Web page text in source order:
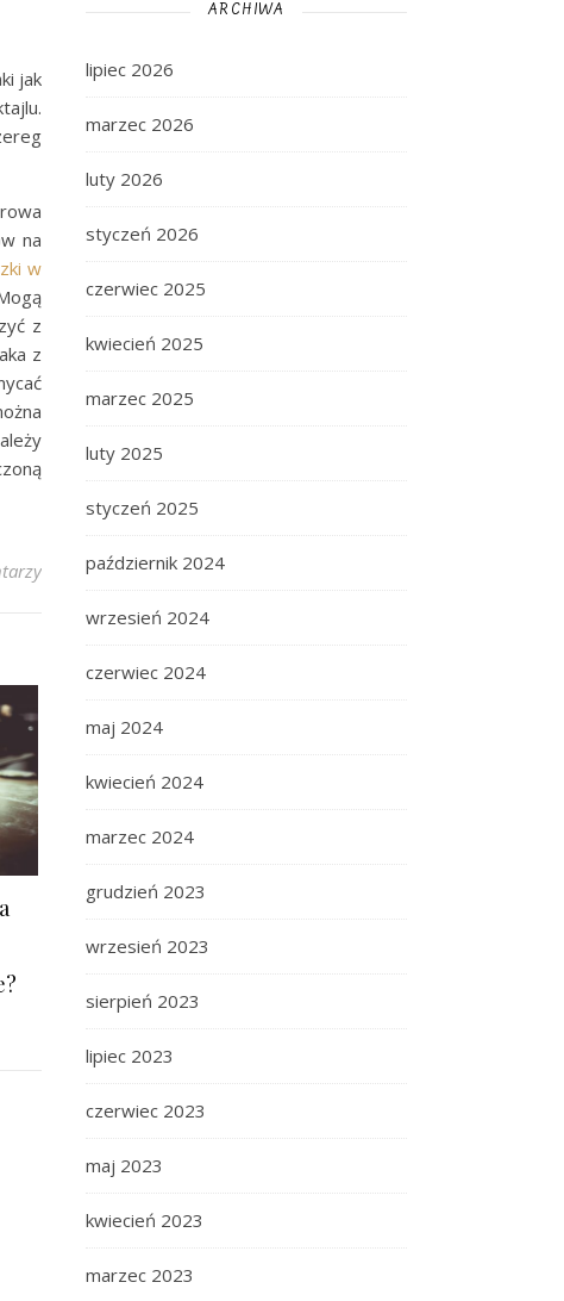
jak
na
w
z
z
ARCHIWA
lipiec 2026
marzec 2026
luty 2026
styczeń 2026
czerwiec 2025
kwiecień 2025
marzec 2025
luty 2025
styczeń 2025
październik 2024
wrzesień 2024
czerwiec 2024
maj 2024
kwiecień 2024
marzec 2024
grudzień 2023
wrzesień 2023
sierpień 2023
lipiec 2023
czerwiec 2023
maj 2023
kwiecień 2023
marzec 2023